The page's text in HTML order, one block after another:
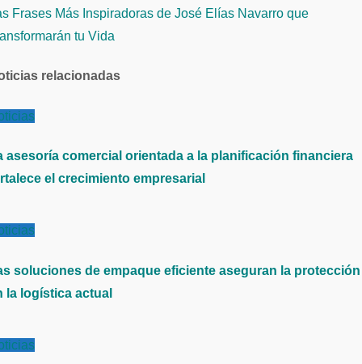
Frases Más Inspiradoras de José Elías Navarro que
tu Vida
relacionadas
asesoría comercial orientada a la planificación financiera
el crecimiento empresarial
soluciones de empaque eficiente aseguran la protección
la logística actual